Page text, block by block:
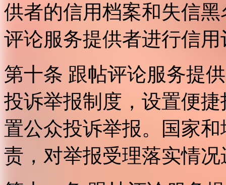
供者的信用档案和失信
评论服务提供者进行信用
第十条 跟帖评论服务提
投诉举报制度，设置便
置公众投诉举报。国家
责，对举报受理落实情